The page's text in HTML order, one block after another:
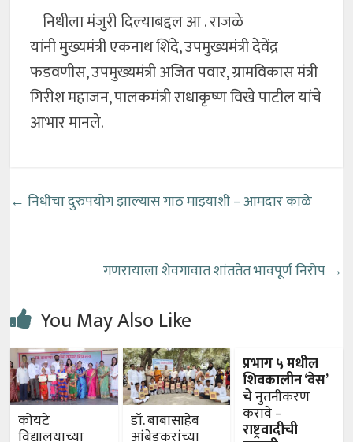
निधीला मंजुरी दिल्याबद्दल आ . राजळे
यांनी मुख्यमंत्री एकनाथ शिंदे, उपमुख्यमंत्री देवेंद्र
फडवणीस, उपमुख्यमंत्री अजित पवार, ग्रामविकास मंत्री
गिरीश महाजन, पालकमंत्री राधाकृष्ण विखे पाटील यांचे
आभार मानले.
← निधीचा दुरुपयोग झाल्यास गाठ माझ्याशी – आमदार काळे
गणरायाला शेवगावात शांततेत भावपूर्ण निरोप →
You May Also Like
कोयटे डॉ. बाबासाहेब
प्रभाग ५ मधील
शिवकालीन ‘वेस’
चेनुतनीकरण
करावे –
राष्ट्रवादीची